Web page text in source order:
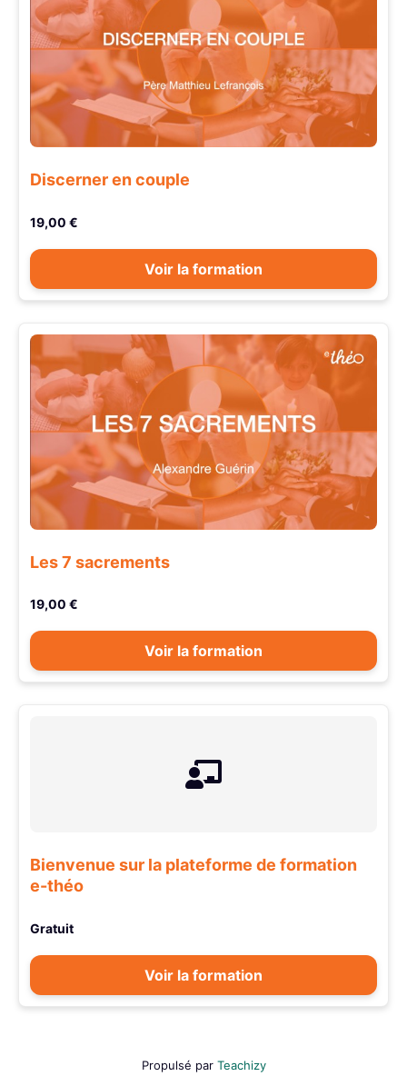
Discerner en couple
19,00 €
Voir la formation
Les 7 sacrements
19,00 €
Voir la formation
Bienvenue sur la plateforme de formation
e-théo
Gratuit
Voir la formation
Propulsé par Teachizy